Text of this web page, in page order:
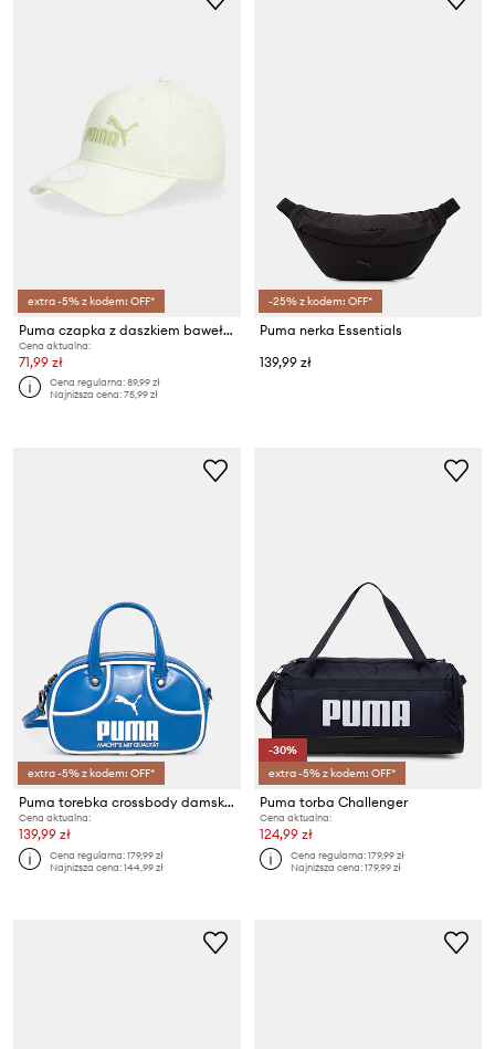
extra -5% z kodem: OFF*
Puma czapka z daszkiem bawełniana Wardrobe Essential
Cena aktualna:
71,99 zł
Cena regularna:89,99 zł
Najniższa cena:75,99 zł
-25% z kodem: OFF*
Puma nerka Essentials
139,99 zł
extra -5% z kodem: OFF*
Puma torebka crossbody damska 1976 Micro Grip
Cena aktualna:
139,99 zł
Cena regularna:179,99 zł
Najniższa cena:144,99 zł
-30%
extra -5% z kodem: OFF*
Puma torba Challenger
Cena aktualna:
124,99 zł
Cena regularna:179,99 zł
Najniższa cena:179,99 zł